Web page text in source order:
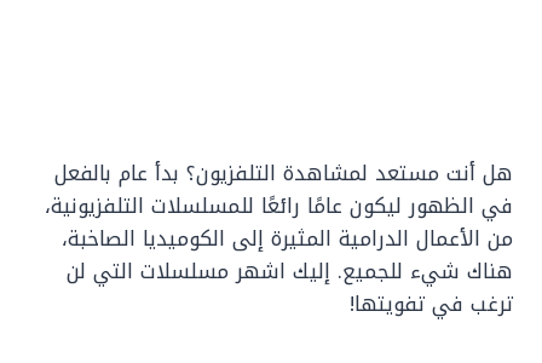
هل أنت مستعد لمشاهدة التلفزيون؟ بدأ عام بالفعل
في الظهور ليكون عامًا رائعًا للمسلسلات التلفزيونية،
من الأعمال الدرامية المثيرة إلى الكوميديا الصاخبة،
هناك شيء للجميع. إليك اشهر مسلسلات التي لن
ترغب في تفويتها!